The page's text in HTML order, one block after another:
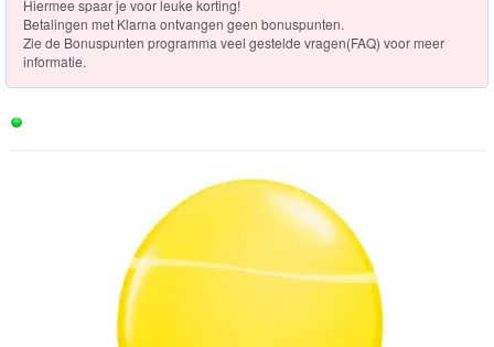
Enchantimals
Shimmer
Hiermee spaar je voor leuke korting!
Betalingen met Klarna ontvangen geen bonuspunten.
Zie de Bonuspunten programma veel gestelde vragen(FAQ) voor meer
informatie.